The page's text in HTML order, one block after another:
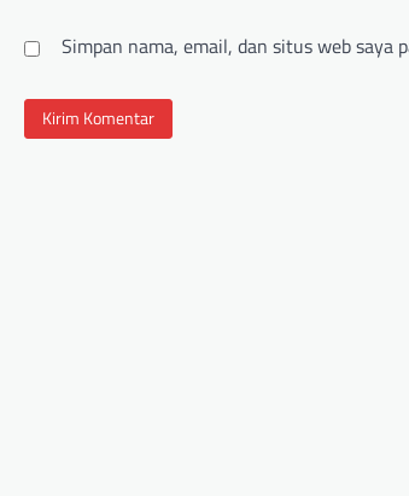
Simpan nama, email, dan situs web